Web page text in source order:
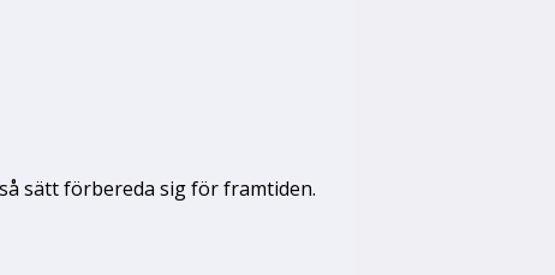
sätt förbereda sig för framtiden.